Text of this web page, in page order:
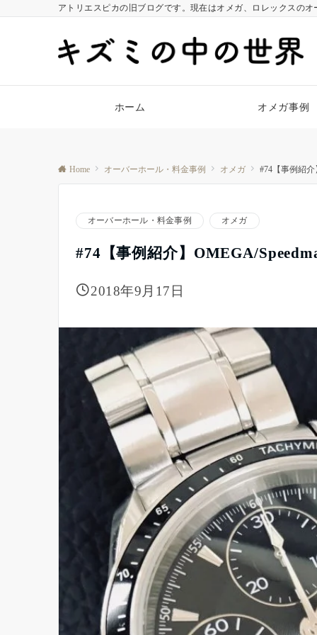
アトリエスピカの旧ブログです。現在はオメガ、ロレックスの
ホーム オメガ事例
Home オーバーホール・料金事例 オメガ #74【事例紹介
オーバーホール・料金事例 オメガ
#74【事例紹介】OMEGA/
2018年9月17日